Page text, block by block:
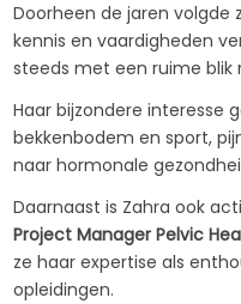
Doorheen de jaren volgde
kennis en vaardigheden
steeds met een ruime blik
Haar bijzondere interesse
bekkenbodem en sport,
naar hormonale
Daarnaast is Zahra ook
Project Manager Pelvic
ze haar expertise als
opleidingen.